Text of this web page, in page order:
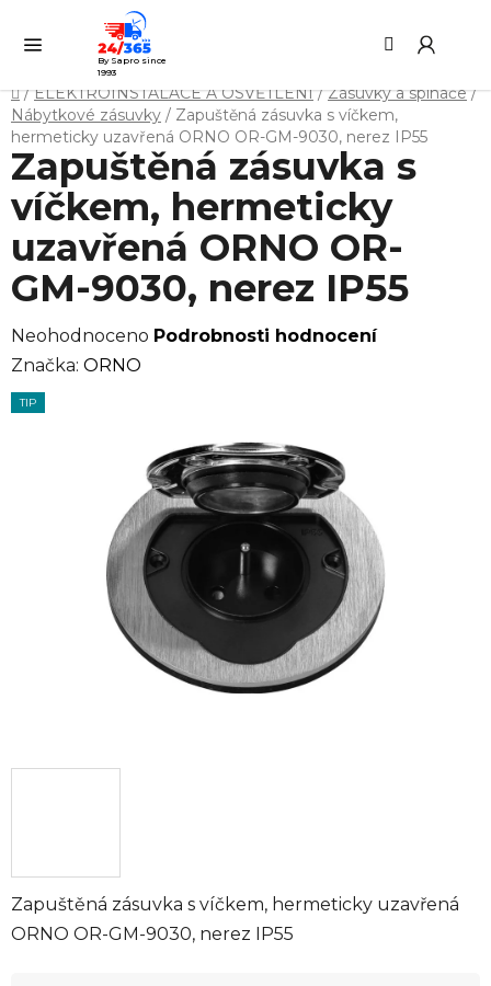
obsah
By Sapro since
1993
Domů
/ ELEKTROINSTALACE A OSVĚTLENÍ / Zásuvky a spínače /
Nábytkové zásuvky / Zapuštěná zásuvka s víčkem,
hermeticky uzavřená ORNO OR-GM-9030, nerez IP55
Zapuštěná zásuvka s víčkem, hermeticky uzavřená
ORNO OR-GM-9030, nerez IP55
Zapuštěná zásuvka s
víčkem, hermeticky
uzavřená ORNO OR-
GM-9030, nerez IP55
Průměrné
hodnocení
produktu
Neohodnoceno Podrobnosti hodnocení
Značka: ORNO
TIP